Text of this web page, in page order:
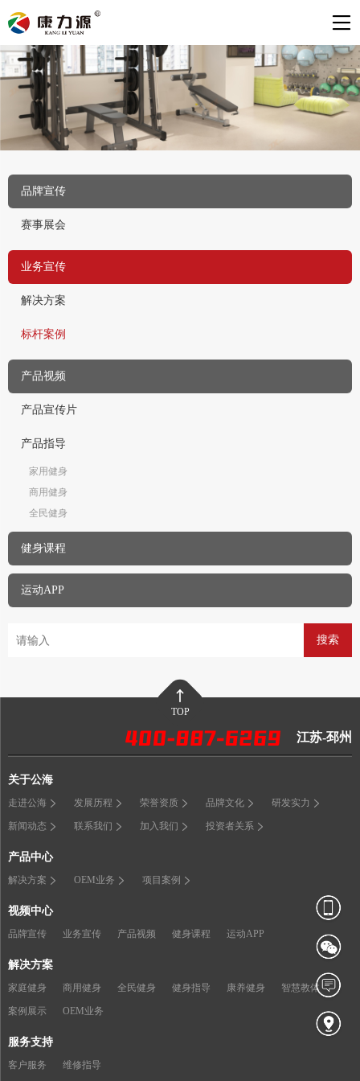
品牌宣传
赛事展会
业务宣传
解决方案
标杆案例
产品视频
产品宣传片
产品指导
家用健身
商用健身
全民健身
健身课程
运动APP
搜索
TOP
江苏-邳州
关于公海
走进公海 发展历程 荣誉资质 品牌文化 研发实力
新闻动态 联系我们 加入我们 投资者关系
产品中心
解决方案 OEM业务 项目案例
视频中心
品牌宣传 业务宣传 产品视频 健身课程 运动APP
解决方案
家庭健身 商用健身 全民健身 健身指导 康养健身 智慧教体
案例展示 OEM业务
服务支持
客户服务 维修指导